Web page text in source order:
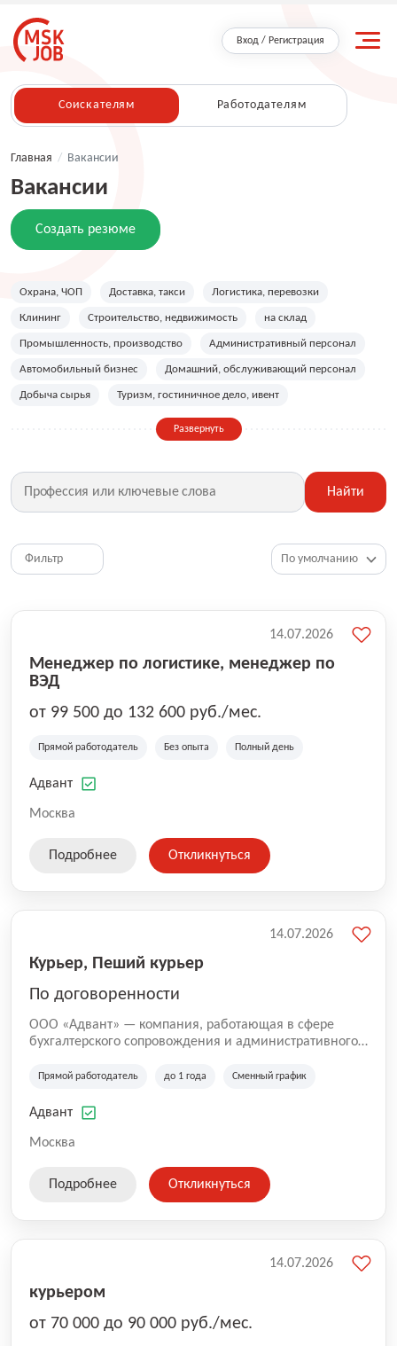
Вход / Регистрация
Соискателям Работодателям
Главная / Вакансии
Вакансии
Создать резюме
Охрана, ЧОП Доставка, такси Логистика, перевозки
Клининг Строительство, недвижимость на склад
Промышленность, производство Административный персонал
Автомобильный бизнес Домашний, обслуживающий персонал
Добыча сырья Туризм, гостиничное дело, ивент
Дизайн, искусство, ивент
Фитнес, красота, спорт Страхование
Медицина, фармацевтика Маркетинг, PR, реклама
HR, управление персоналом
Топ менеджмент, руководители
Развернуть
Найти
Фильтр
Менеджер по логистике, менеджер по
ВЭД
от 99 500 до 132 600 руб./мес.
Прямой работодатель Без опыта Полный день
Адвант
Москва
14.07.2026
Подробнее Откликнуться
Курьер, Пеший курьер
По договоренности
ООО «Адвант» — компания, работающая в сфере
бухгалтерского сопровождения и административного
зарегистрирована в Санкт-Петербурге и
лиц и коммерческих организаций.
Прямой работодатель до 1 года Сменный график
Адвант
Москва
14.07.2026
Подробнее Откликнуться
курьером
от 70 000 до 90 000 руб./мес.
14.07.2026